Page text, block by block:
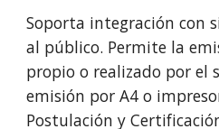
Soporta integración con
al público. Permite la
propio o realizado por el
emisión por A4 o
Postulación y